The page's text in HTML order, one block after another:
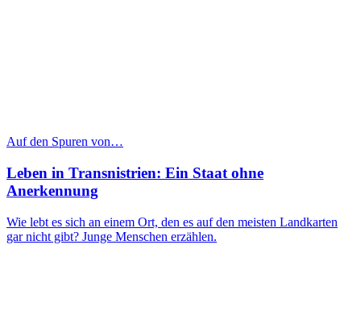
Auf den Spuren von…
Leben in Transnistrien: Ein Staat ohne
Anerkennung
Wie lebt es sich an einem Ort, den es auf den meisten Landkarten
gar nicht gibt? Junge Menschen erzählen.